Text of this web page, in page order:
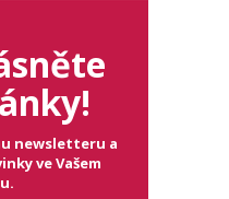
newsletteru a
ve Vašem